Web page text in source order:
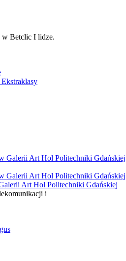
w Betclic I lidze.
Art Hol Politechniki Gdańskiej
i